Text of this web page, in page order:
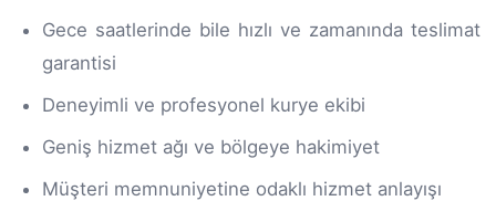
Gece saatlerinde bile hızlı ve zamanında teslimat
garantisi
Deneyimli ve profesyonel kurye ekibi
Geniş hizmet ağı ve bölgeye hakimiyet
Müşteri memnuniyetine odaklı hizmet anlayışı